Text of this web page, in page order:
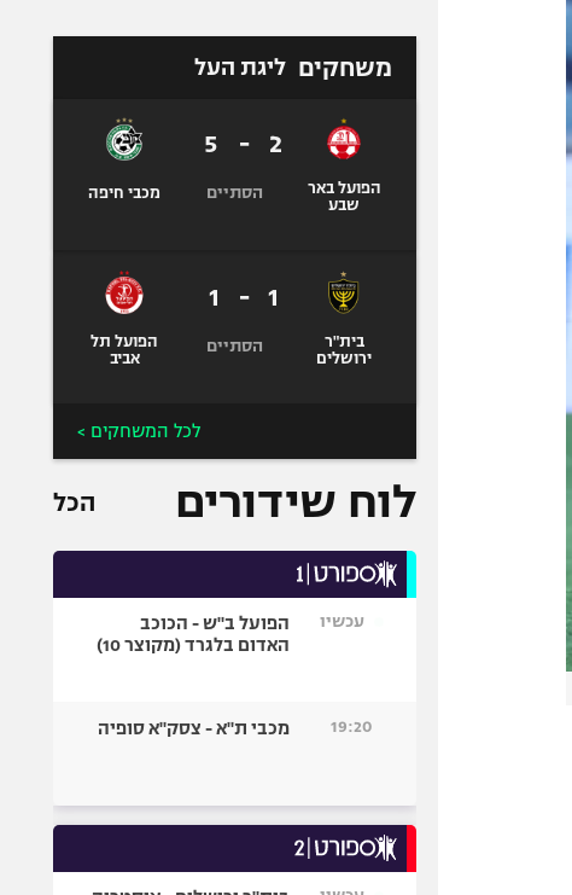
משחקים ליגת העל
הפועל באר
שבע
2
-
5
הסתיים מכבי חיפה
בית"ר
ירושלים
1
-
1
הסתיים
הפועל תל
אביב
לכל המשחקים >
לוח שידורים הכל
עכשיו
הפועל ב"ש - הכוכב
האדום בלגרד (מקוצר 10)
19:20 מכבי ת"א - צסק"א סופיה